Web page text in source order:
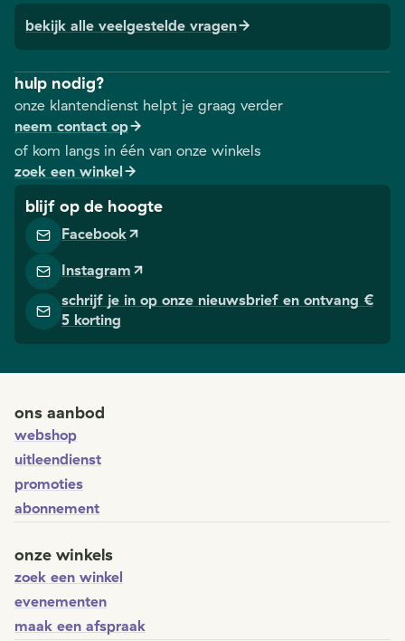
bekijk alle veelgestelde vragen
hulp nodig?
onze klantendienst helpt je graag verder
neem contact op
of kom langs in één van onze winkels
zoek een winkel
blijf op de hoogte
Facebook
Instagram
schrijf je in op onze nieuwsbrief en ontvang €
5 korting
ons aanbod
webshop
uitleendienst
promoties
abonnement
onze winkels
zoek een winkel
evenementen
maak een afspraak